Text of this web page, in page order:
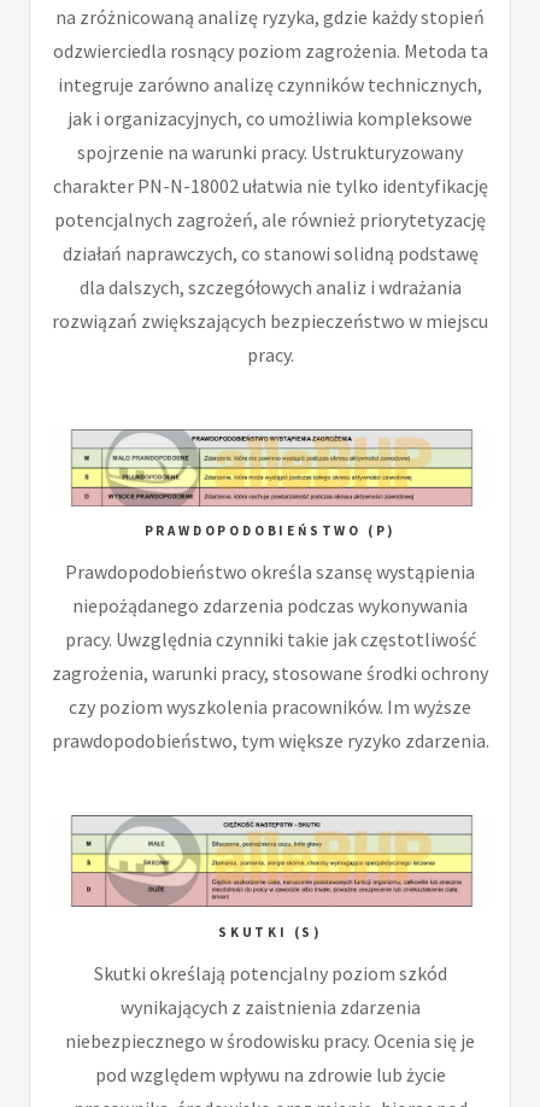
na zróżnicowaną analizę ryzyka, gdzie każdy stopień
odzwierciedla rosnący poziom zagrożenia. Metoda ta
integruje zarówno analizę czynników technicznych,
jak i organizacyjnych, co umożliwia kompleksowe
spojrzenie na warunki pracy. Ustrukturyzowany
charakter PN-N-18002 ułatwia nie tylko identyfikację
potencjalnych zagrożeń, ale również priorytetyzację
działań naprawczych, co stanowi solidną podstawę
dla dalszych, szczegółowych analiz i wdrażania
rozwiązań zwiększających bezpieczeństwo w miejscu
pracy.
PRAWDOPODOBIEŃSTWO (P)
Prawdopodobieństwo określa szansę wystąpienia
niepożądanego zdarzenia podczas wykonywania
pracy. Uwzględnia czynniki takie jak częstotliwość
zagrożenia, warunki pracy, stosowane środki ochrony
czy poziom wyszkolenia pracowników. Im wyższe
prawdopodobieństwo, tym większe ryzyko zdarzenia.
SKUTKI (S)
Skutki określają potencjalny poziom szkód
wynikających z zaistnienia zdarzenia
niebezpiecznego w środowisku pracy. Ocenia się je
pod względem wpływu na zdrowie lub życie